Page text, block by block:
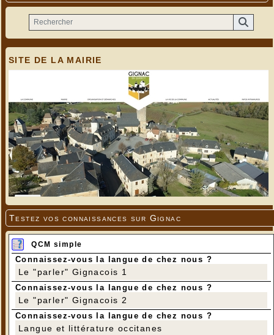
SITE DE LA MAIRIE
Testez vos connaissances sur Gignac
QCM simple
Connaissez-vous la langue de chez nous ?
Le "parler" Gignacois 1
Connaissez-vous la langue de chez nous ?
Le "parler" Gignacois 2
Connaissez-vous la langue de chez nous ?
Langue et littérature occitanes